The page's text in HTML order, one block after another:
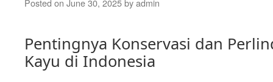
Posted on June 30, 2025byadmin
Pentingnya Konservasi dan
Kayu di Indonesia